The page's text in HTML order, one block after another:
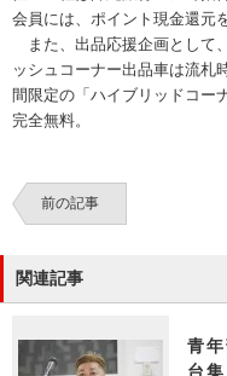
会員には、ポイント現金還元
また、出品応援企画として
ッシュコーナー出品車は流札
間限定の「ハイブリッドコー
完全無料。
前の記事
関連記事
青
台